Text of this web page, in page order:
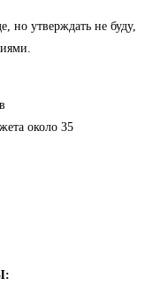
но утверждать не буду,
около 35